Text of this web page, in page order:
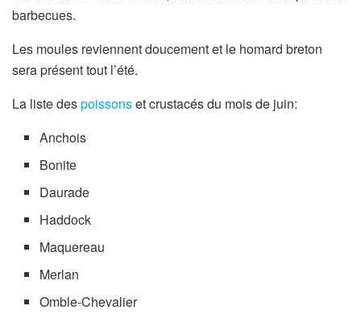
barbecues.
Les moules reviennent doucement et le homard breton
sera présent tout l’été.
La liste despoissonset crustacés du mois de juin:
Anchois
Bonite
Daurade
Haddock
Maquereau
Merlan
Omble-Chevalier